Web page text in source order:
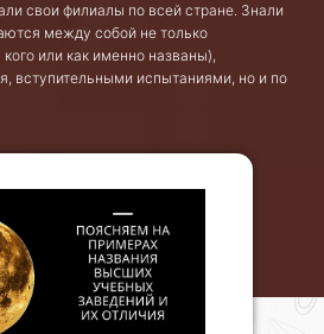
свои филиалы по всей стране. Знали
между собой не только
или как именно названы),
вступительными испытаниями, но и по